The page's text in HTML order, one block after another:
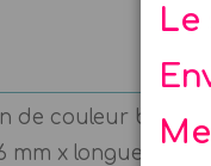
de couleur beige,
mm x longueur 25 m